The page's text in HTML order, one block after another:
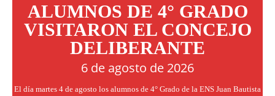
ALUMNOS DE 4° GRADO
VISITARON EL CONCEJO
DELIBERANTE
6 de agosto de 2026
El día martes 4 de agosto los alumnos de 4° Grado de la ENS Juan Bautista